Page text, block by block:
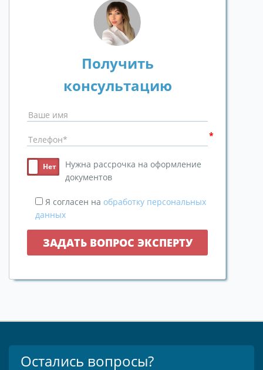
Получить
консультацию
Нужна рассрочка на оформление
документов
Я согласен на обработку персональных
данных
Остались вопросы?